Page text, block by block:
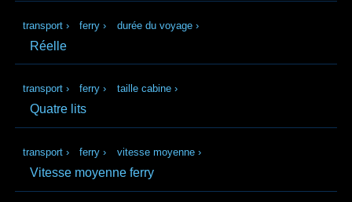
transport › ferry › durée du voyage ›
Réelle
transport › ferry › taille cabine ›
Quatre lits
transport › ferry › vitesse moyenne ›
Vitesse moyenne ferry